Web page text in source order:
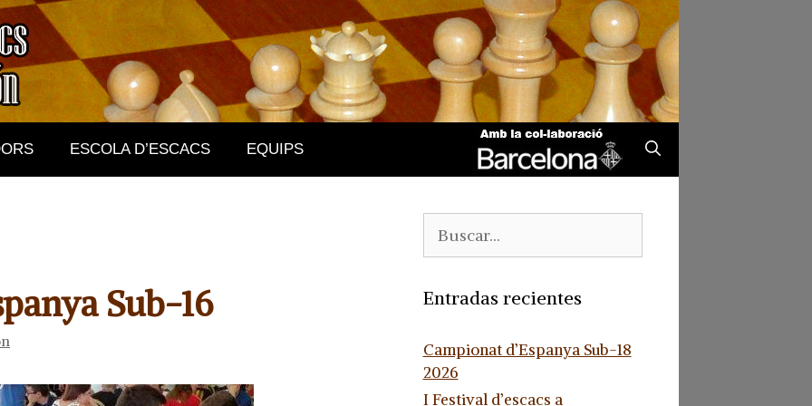
ESCOLA D’ESCACS EQUIPS
Sub-16 Entradas recientes
Campionat d’Espanya Sub-18
2026
I Festival d’escacs a